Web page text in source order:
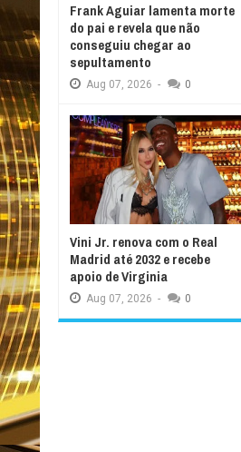
Frank Aguiar lamenta morte
do pai e revela que não
conseguiu chegar ao
sepultamento
Aug 07, 2026 - 0
Vini Jr. renova com o Real
Madrid até 2032 e recebe
apoio de Virginia
Aug 07, 2026 - 0